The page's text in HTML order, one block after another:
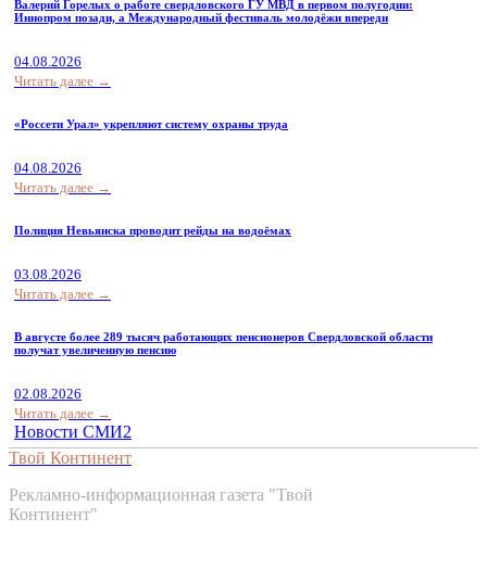
Валерий Горелых о работе свердловского ГУ МВД в первом полугодии:
Иннопром позади, а Международный фестиваль молодёжи впереди
04.08.2026
Читать далее →
«Россети Урал» укрепляют систему охраны труда
04.08.2026
Читать далее →
Полиция Невьянска проводит рейды на водоёмах
03.08.2026
Читать далее →
В августе более 289 тысяч работающих пенсионеров Свердловской области
получат увеличенную пенсию
02.08.2026
Читать далее →
Новости СМИ2
Твой Континент
Рекламно-информационная газета "Твой
Континент"